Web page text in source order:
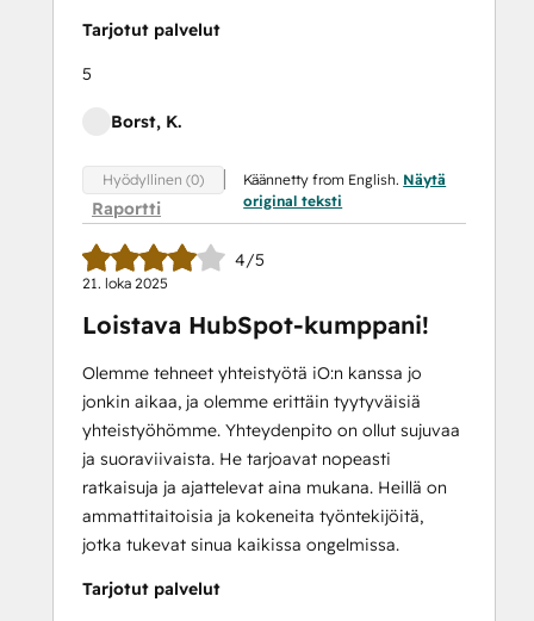
Tarjotut palvelut
5
Borst, K.
Hyödyllinen (0)
Raportti
Käännetty from English. Näytä
original teksti
4/5
21. loka 2025
Loistava HubSpot-kumppani!
Olemme tehneet yhteistyötä iO:n kanssa jo
jonkin aikaa, ja olemme erittäin tyytyväisiä
yhteistyöhömme. Yhteydenpito on ollut sujuvaa
ja suoraviivaista. He tarjoavat nopeasti
ratkaisuja ja ajattelevat aina mukana. Heillä on
ammattitaitoisia ja kokeneita työntekijöitä,
jotka tukevat sinua kaikissa ongelmissa.
Tarjotut palvelut